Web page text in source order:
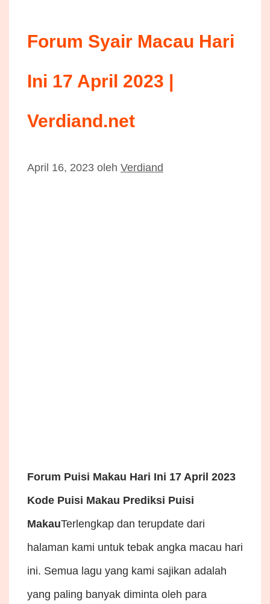
Forum Syair Macau Hari
Ini 17 April 2023 |
Verdiand.net
April 16, 2023 oleh Verdiand
Forum Puisi Makau Hari Ini 17 April 2023
Kode Puisi Makau Prediksi Puisi
MakauTerlengkap dan terupdate dari
halaman kami untuk tebak angka macau hari
ini. Semua lagu yang kami sajikan adalah
yang paling banyak diminta oleh para